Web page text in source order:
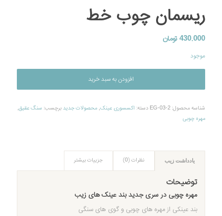
ریسمان چوب خط
430.000تومان
موجود
افزودن به سبد خرید
شناسه محصول: EG-03-2 دسته: اکسسوری عینک, محصولات جديدبرچسب: سنگ عقیق,
مهره چوبی
یادداشت زیب نظرات (0) جزییات بیشتر
توضیحات
مهره چوبی در سری جدید بند عینک های زیب
بند عینکی از مهره های چوبی و گوی های سنگی